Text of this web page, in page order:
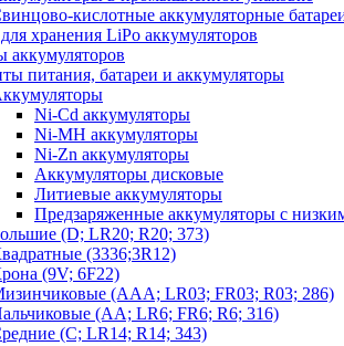
кислотные аккумуляторные
хранения LiPo аккумуляторов
аккумуляторов
питания, батареи и аккумуляторы
Ni-Cd аккумуляторы
Ni-MH аккумуляторы
Ni-Zn аккумуляторы
Аккумуляторы дисковые
Литиевые аккумуляторы
Предзаряженные аккумуляторы с
(D; LR20; R20; 373)
(3336;3R12)
(9V; 6F22)
(AAA; LR03; FR03; R03; 286)
(AA; LR6; FR6; R6; 316)
(C; LR14; R14; 343)